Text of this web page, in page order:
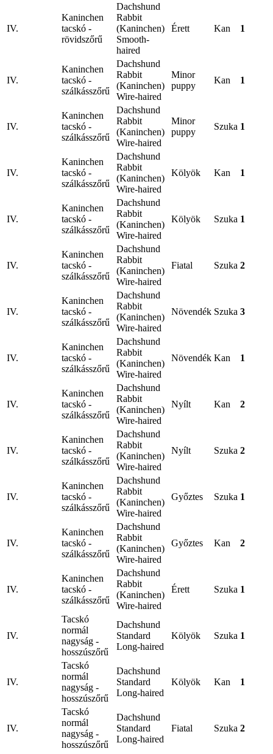
IV.
Kaninchen
tacskó -
rövidszőrű
Dachshund
Rabbit
(Kaninchen)
Smooth-
haired
Érett Kan 1
IV.
Kaninchen
tacskó -
szálkásszőrű
Dachshund
Rabbit
(Kaninchen)
Wire-haired
Minor
puppy
Kan 1
IV.
Kaninchen
tacskó -
szálkásszőrű
Dachshund
Rabbit
(Kaninchen)
Wire-haired
Minor
puppy
Szuka 1
IV.
Kaninchen
tacskó -
szálkásszőrű
Dachshund
Rabbit
(Kaninchen)
Wire-haired
Kölyök Kan 1
IV.
Kaninchen
tacskó -
szálkásszőrű
Dachshund
Rabbit
(Kaninchen)
Wire-haired
Kölyök Szuka 1
IV.
Kaninchen
tacskó -
szálkásszőrű
Dachshund
Rabbit
(Kaninchen)
Wire-haired
Fiatal Szuka 2
IV.
Kaninchen
tacskó -
szálkásszőrű
Dachshund
Rabbit
(Kaninchen)
Wire-haired
Növendék Szuka 3
IV.
Kaninchen
tacskó -
szálkásszőrű
Dachshund
Rabbit
(Kaninchen)
Wire-haired
Növendék Kan 1
IV.
Kaninchen
tacskó -
szálkásszőrű
Dachshund
Rabbit
(Kaninchen)
Wire-haired
Nyílt Kan 2
IV.
Kaninchen
tacskó -
szálkásszőrű
Dachshund
Rabbit
(Kaninchen)
Wire-haired
Nyílt Szuka 2
IV.
Kaninchen
tacskó -
szálkásszőrű
Dachshund
Rabbit
(Kaninchen)
Wire-haired
Győztes Szuka 1
IV.
Kaninchen
tacskó -
szálkásszőrű
Dachshund
Rabbit
(Kaninchen)
Wire-haired
Győztes Kan 2
IV.
Kaninchen
tacskó -
szálkásszőrű
Dachshund
Rabbit
(Kaninchen)
Wire-haired
Érett Szuka 1
IV.
Tacskó
normál
nagyság -
hosszúszőrű
Dachshund
Standard
Long-haired
Kölyök Szuka 1
IV.
Tacskó
normál
nagyság -
hosszúszőrű
Dachshund
Standard
Long-haired
Kölyök Kan 1
IV.
Tacskó
normál
nagyság -
hosszúszőrű
Dachshund
Standard
Long-haired
Fiatal Szuka 2